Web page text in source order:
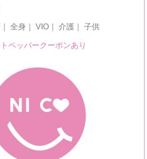
全身｜ VIO｜ 介護｜ 子供
ペッパークーポンあり